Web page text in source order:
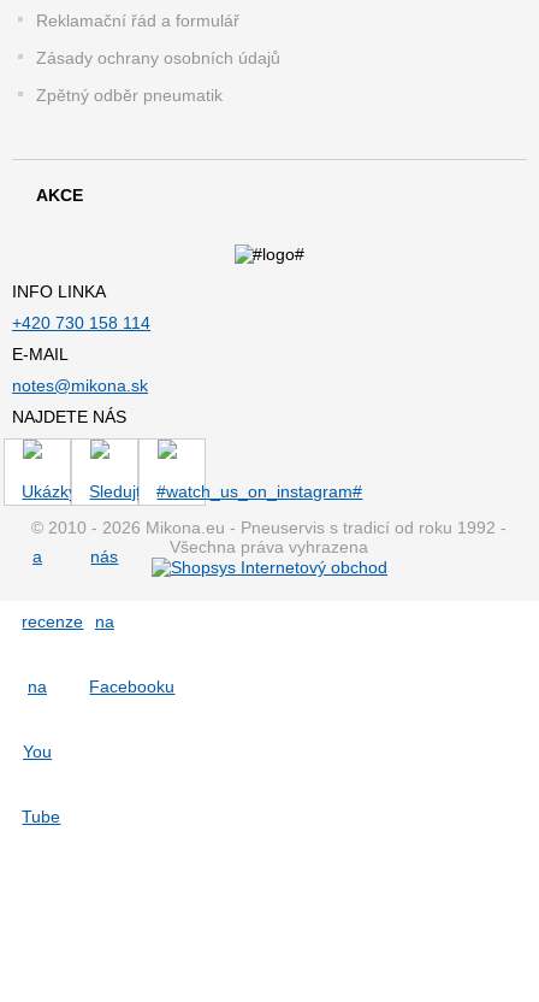
Reklamační řád a formulář
Zásady ochrany osobních údajů
Zpětný odběr pneumatik
AKCE
INFO LINKA
+420 730 158 114
E-MAIL
notes@mikona.sk
NAJDETE NÁS
© 2010 - 2026 Mikona.eu - Pneuservis s tradicí od roku 1992 -
Všechna práva vyhrazena